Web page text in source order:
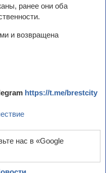
ранее они оба
и возвращена
https://t.me/brestcity
нас в «Google